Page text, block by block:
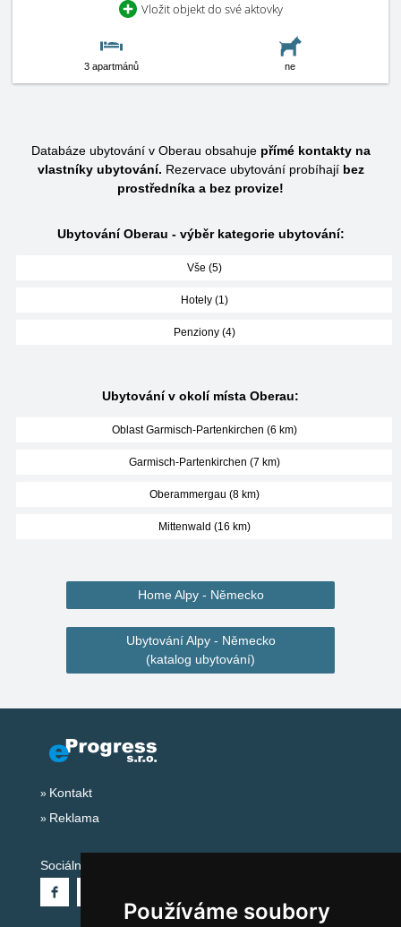
Používáme soubory
Vložit objekt do své aktovky
3 apartmánů ne
Databáze ubytování v Oberau obsahuje přímé kontakty na
vlastníky ubytování. Rezervace ubytování probíhají bez
prostředníka a bez provize!
Ubytování Oberau - výběr kategorie ubytování:
Vše (5)
Hotely (1)
Penziony (4)
Ubytování v okolí místa Oberau:
Oblast Garmisch-Partenkirchen (6 km)
Garmisch-Partenkirchen (7 km)
Oberammergau (8 km)
Mittenwald (16 km)
Home Alpy - Německo
Ubytování Alpy - Německo
(katalog ubytování)
Kontakt
Reklama
Sociální sítě: